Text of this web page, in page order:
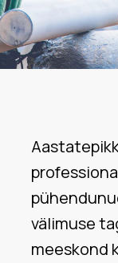
välimuse
meeskond